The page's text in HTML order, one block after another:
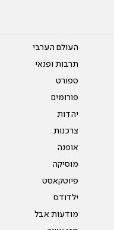
העולם הערבי
תרבות ופנאי
ספורט
פורומים
יהדות
צרכנות
אופנה
מוסיקה
פיוטקאסט
ילדודס
מודעות אבל